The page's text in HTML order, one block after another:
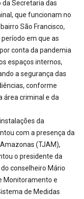
Secretaria das
que funcionam no
São Francisco,
em que as
conta da pandemia
espaços internos,
a segurança das
conforme
área criminal e da
da
com a presença da
(TJAM),
o presidente da
conselheiro Mário
Monitoramento e
de Medidas